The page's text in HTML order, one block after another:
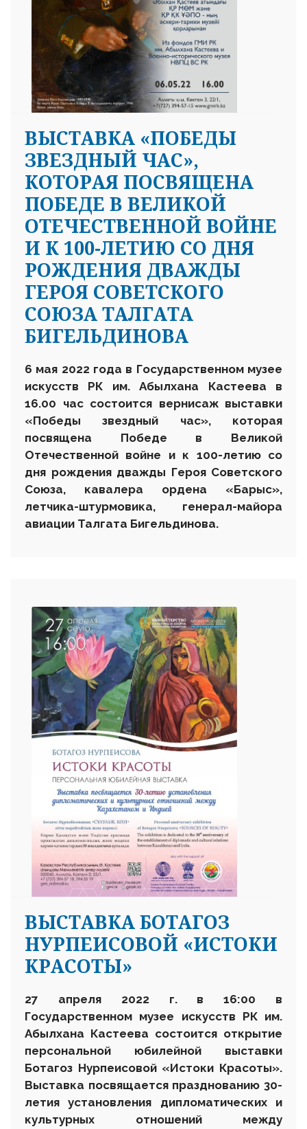
ВЫСТАВКА «ПОБЕДЫ
ЗВЕЗДНЫЙ ЧАС»,
КОТОРАЯ ПОСВЯЩЕНА
ПОБЕДЕ В ВЕЛИКОЙ
ОТЕЧЕСТВЕННОЙ ВОЙНЕ
И К 100-ЛЕТИЮ СО ДНЯ
РОЖДЕНИЯ ДВАЖДЫ
ГЕРОЯ СОВЕТСКОГО
СОЮЗА ТАЛГАТА
БИГЕЛЬДИНОВА
6 мая 2022 года в Государственном музее
искусств РК им. Абылхана Кастеева в
16.00 час состоится вернисаж выставки
«Победы звездный час», которая
посвящена Победе в Великой
Отечественной войне и к 100-летию со
дня рождения дважды Героя Советского
Союза, кавалера ордена «Барыс»,
летчика-штурмовика, генерал-майора
авиации Талгата Бигельдинова.
ВЫСТАВКА БОТАГОЗ
НУРПЕИСОВОЙ «ИСТОКИ
КРАСОТЫ»
27 апреля 2022 г. в 16:00 в
Государственном музее искусств РК им.
Абылхана Кастеева состоится открытие
персональной юбилейной выставки
Ботагоз Нурпеисовой «Истоки Красоты».
Выставка посвящается празднованию 30-
летия установления дипломатических и
культурных отношений между